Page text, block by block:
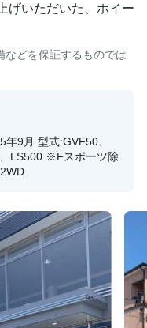
げいただいた、ホイー
などを保証するものでは
9月 型式:GVF50、
LS500 ※Fスポーツ除